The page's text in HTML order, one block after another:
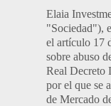
Elaia
"Sociedad"),
el artículo 17
sobre abuso
Real Decreto
por el que se
de Mercado